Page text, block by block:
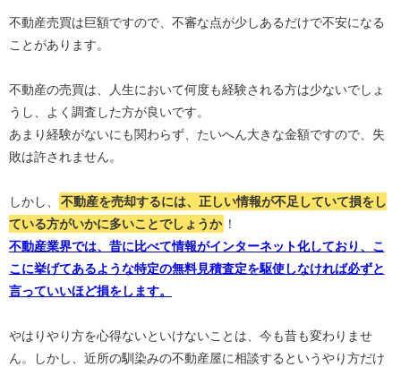
不動産売買は巨額ですので、不審な点が少しあるだけで不安になる
ことがあります。
不動産の売買は、人生において何度も経験される方は少ないでしょ
うし、よく調査した方が良いです。
あまり経験がないにも関わらず、たいへん大きな金額ですので、失
敗は許されません。
しかし、
不動産を売却するには、正しい情報が不足していて損をし
ている方がいかに多いことでしょうか ！
不動産業界では、昔に比べて情報がインターネット化しており、こ
こに挙げてあるような特定の無料見積査定を駆使しなければ必ずと
言っていいほど損をします。
やはりやり方を心得ないといけないことは、今も昔も変わりませ
ん。しかし、近所の馴染みの不動産屋に相談するというやり方だけ